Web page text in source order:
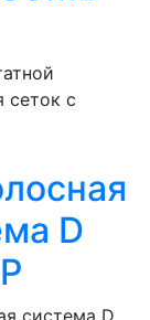
сеток с
D
система D